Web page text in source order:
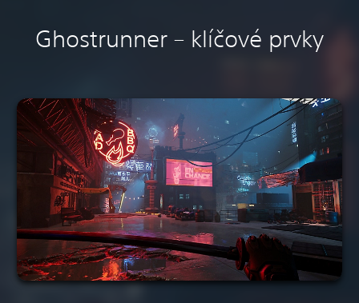
Ghostrunner – klíčové prvky